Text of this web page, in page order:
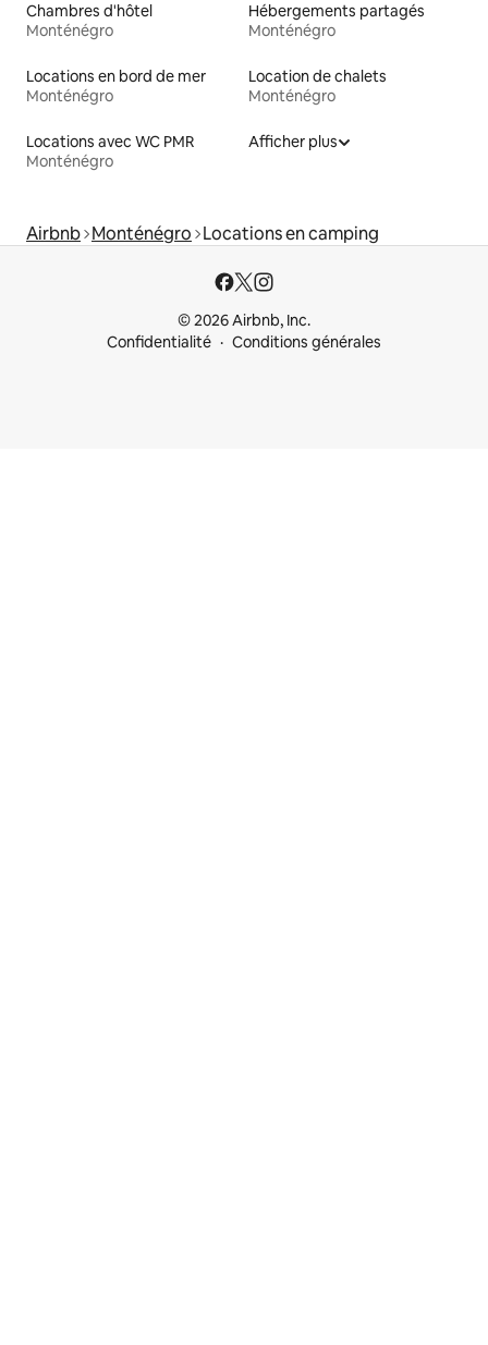
Chambres d'hôtel
Monténégro
Hébergements partagés
Monténégro
Locations en bord de mer
Monténégro
Location de chalets
Monténégro
Locations avec WC PMR
Monténégro
Afficher plus
Airbnb Monténégro Locations en camping
© 2026 Airbnb, Inc.
Confidentialité
Conditions générales